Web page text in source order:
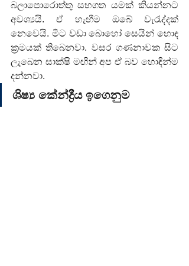
බලාපොරොත්තු සහගත යමක් කියන්නට
අවශ්‍යයි. ඒ හැඟීම ඔබේ වැරැද්දක්
නෙවෙයි. මීට වඩා බොහෝ සෙයින් හොඳ
ක්‍රමයක් තිබෙනවා. වසර ගණනාවක සිට
ලැබෙන සාක්ෂි මඟින් අප ඒ බව හොඳින්ම
දන්නවා.
ශිෂ්‍ය කේන්ද්‍රීය ඉගෙනුම